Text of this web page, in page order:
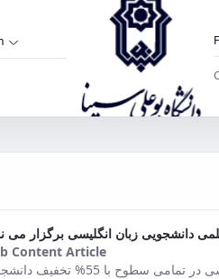
دانشجویی زبان انگلیسی برگزار می
Content Article
This result
با 55% تخفیف دانشجویی